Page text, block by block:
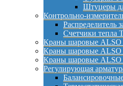
Штуцеры
Контрольно-
Распределитель
Счетчики тепла
Краны шаровые ALSO
Краны шаровые ALSO
Краны шаровые ALSO
Регулирующая